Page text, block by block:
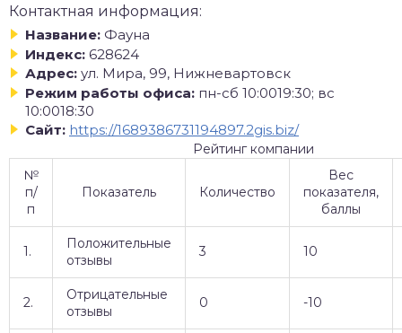
Контактная информация:
Название: Фауна
Индекс: 628624
Адрес: ул. Мира, 99, Нижневартовск
Режим работы офиса: пн-сб 10:0019:30; вс
10:0018:30
Сайт: https://1689386731194897.2gis.biz/
Рейтинг компании
№
п/
п
Показатель Количество
Вес
показателя,
баллы
1.
Положительные
отзывы
3 10
2.
Отрицательные
отзывы
0 -10